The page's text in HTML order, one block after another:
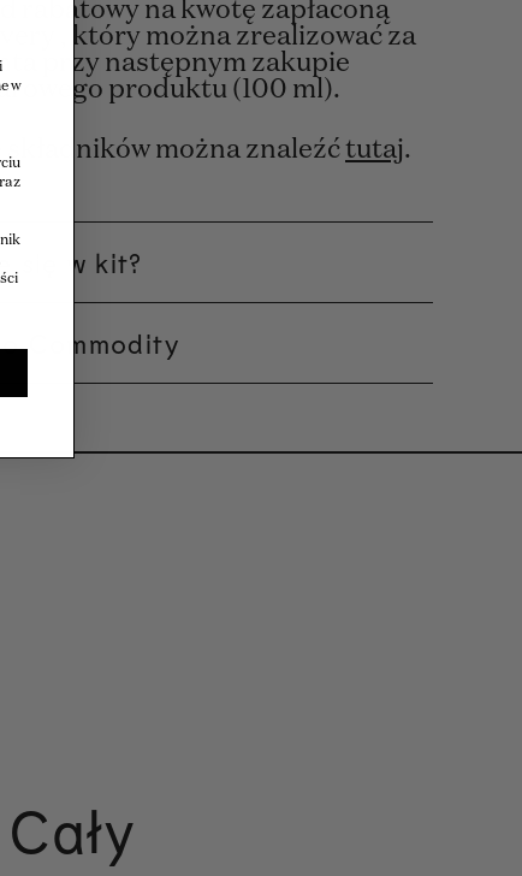
rabatowy na kwotę zapłaconą
, który można zrealizować za
przy następnym zakupie
produktu (100 ml).
składników można znaleźćtutaj.
się w kit?
Commodity
w